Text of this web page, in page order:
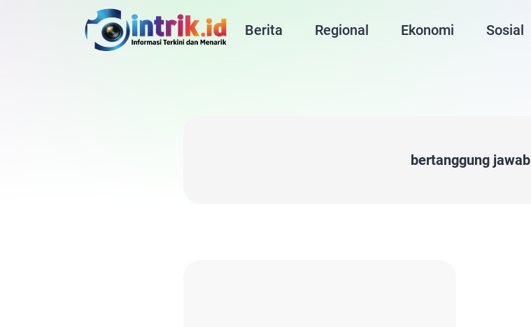
Berita Regional Ekonomi Sosial
bertanggung jawab